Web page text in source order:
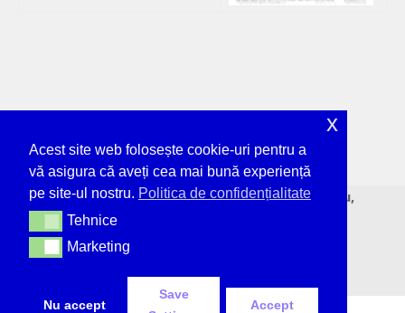
© Deșteptarea - unicul ziar tipărit din Bacău,
neîntrerupt, de 36 de ani.
Acest site web folosește cookie-uri pentru a
vă asigura că aveți cea mai bună experiență
pe site-ul nostru. Politica de confidențialitate
TehniceTehnice
MarketingMarketing
Nu accept
Save
Accept
x